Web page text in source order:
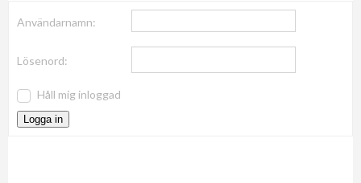
Användarnamn:
Lösenord:
Håll mig inloggad
Logga in